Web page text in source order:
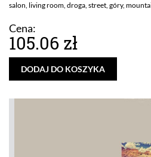
salon, living room, droga, street, góry,
Cena:
105.06 zł
DODAJ DO KOSZYKA